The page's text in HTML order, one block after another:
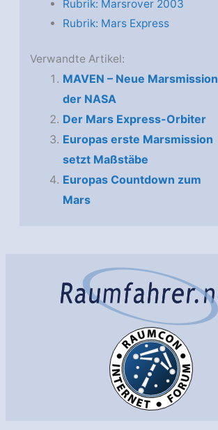
Rubrik: Marsrover 2003
Rubrik: Mars Express
Verwandte Artikel:
MAVEN – Neue Marsmission
der NASA
Der Mars Express-Orbiter
Europas erste Marsmission
setzt Maßstäbe
Europas Countdown zum
Mars